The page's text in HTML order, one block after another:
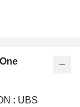
: UBS